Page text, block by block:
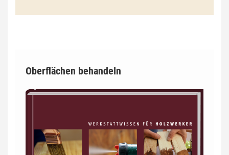
Oberflächen behandeln